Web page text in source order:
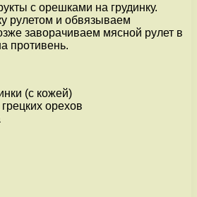
с орешками на грудинку.
рулетом и обвязываем
заворачиваем мясной рулет в
противень.
(с кожей)
орехов